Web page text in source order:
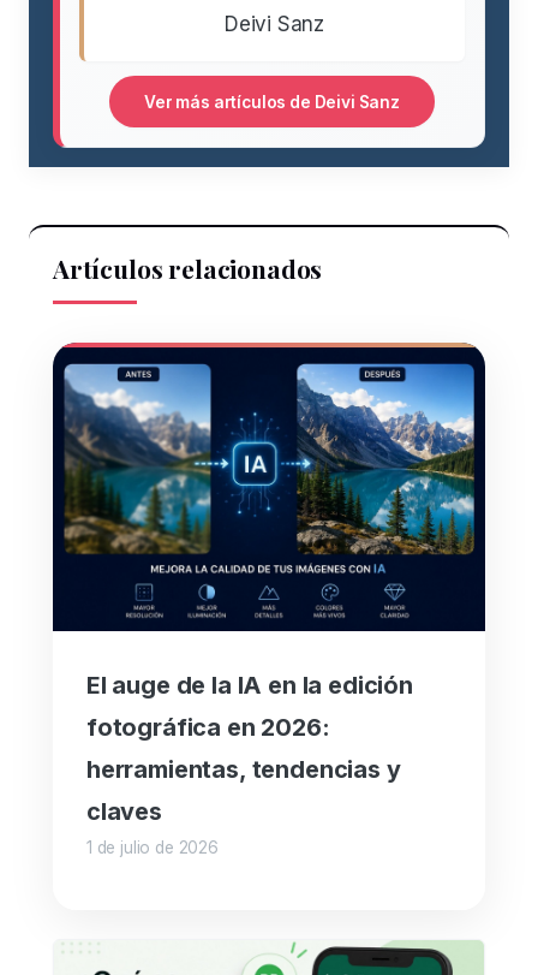
Deivi Sanz
Ver más artículos de Deivi Sanz
Artículos relacionados
El auge de la IA en la edición
fotográfica en 2026:
herramientas, tendencias y
claves
1 de julio de 2026